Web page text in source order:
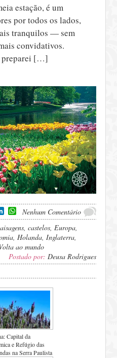
estação, é um
por todos os lados,
tranquilos — sem
convidativos.
preparei […]
LinkedInWhatsApp
Nenhum Comentário
,castelos,Europa,
,Holanda,Inglaterra,
ao mundo
Postado por: Deusa Rodrigues
Capital da
e Refúgio das
na Serra Paulista